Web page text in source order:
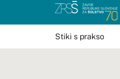
Stiki s prakso